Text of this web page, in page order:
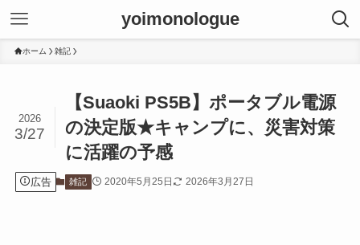
yoimonologue
ホーム 雑記
【Suaoki PS5B】ポータブル電源
の決定版★キャンプに、災害対策
に活躍の予感
2026
3/27
広告 雑記 2020年5月25日 2026年3月27日